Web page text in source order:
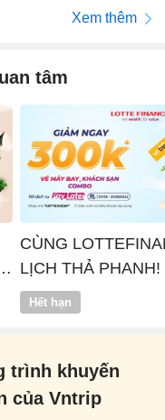
Xem thêm
tâm
CÙNG
LỊCH THẢ PHANH!
Hết hạn
trình khuyến
của Vntrip